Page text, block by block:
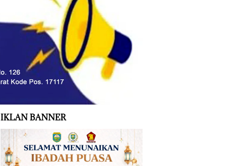
IKLAN BANNER